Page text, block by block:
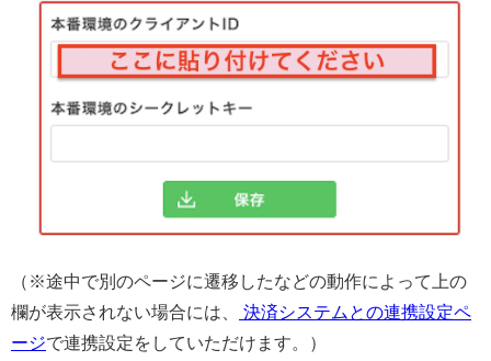
（※途中で別のページに遷移したなどの動作によって上の
欄が表示されない場合には、
決済システムとの連携設定ペ
ージで連携設定をしていただけます。）